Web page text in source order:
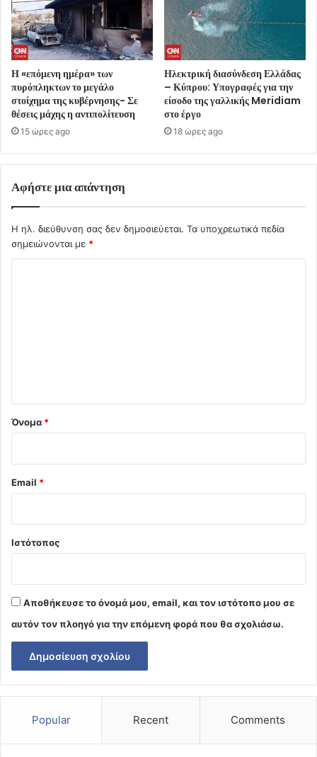
Η «επόμενη ημέρα» των
πυρόπληκτων το μεγάλο
στοίχημα της κυβέρνησης- Σε
θέσεις μάχης η αντιπολίτευση
15 ώρες ago
Ηλεκτρική διασύνδεση Ελλάδας
– Κύπρου: Υπογραφές για την
είσοδο της γαλλικής Meridiam
στο έργο
18 ώρες ago
Αφήστε μια απάντηση
Η ηλ. διεύθυνση σας δεν δημοσιεύεται. Τα υποχρεωτικά πεδία
σημειώνονται με *
Όνομα *
Email *
Ιστότοπος
Αποθήκευσε το όνομά μου, email, και τον ιστότοπο μου σε
αυτόν τον πλοηγό για την επόμενη φορά που θα σχολιάσω.
Popular Recent Comments